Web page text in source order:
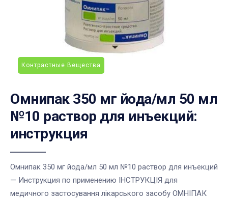
Контрастные Вещества
Омнипак 350 мг йода/мл 50 мл
№10 раствор для инъекций:
инструкция
Омнипак 350 мг йода/мл 50 мл №10 раствор для инъекций
— Инструкция по применению ІНСТРУКЦІЯ для
медичного застосування лікарського засобу ОМНІПАК